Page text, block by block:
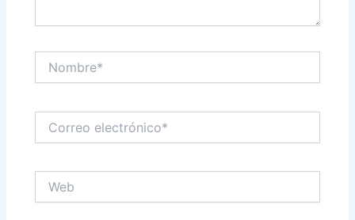
electrónico*